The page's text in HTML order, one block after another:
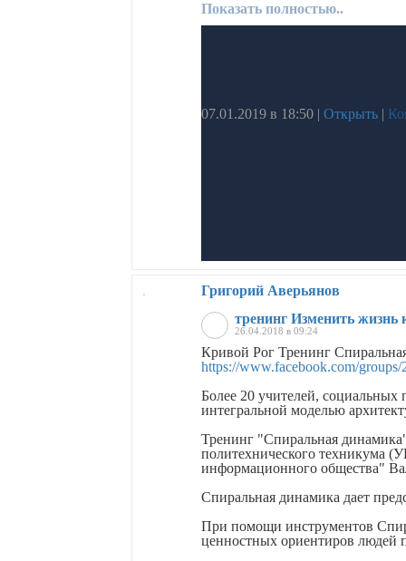
Показать полностью..
07.01.2019 в 18:50 | Открыть |
Григорий Аверьянов
тренинг Изменить
26.04.2018 в 09:24
Кривой Рог Тренинг
https://www.facebook.com/
Более 20 учителей,
интегральной моделью
Тренинг "Спиральная
политехнического техникума
информационного общества"
Спиральная динамика дает
При помощи инструментов
ценностных ориентиров людей